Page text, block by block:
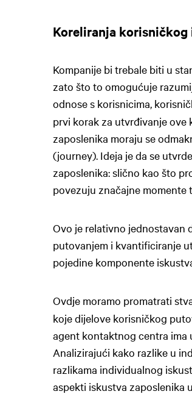
Koreliranja
Kompanije bi trebale biti u
zato što to omogućuje
odnose s korisnicima,
prvi korak za utvrđivanje
zaposlenika moraju se
(journey). Ideja je da se
zaposlenika: slično kao što
povezuju značajne
Ovo je relativno jednostavan
putovanjem i kvantificiranje
pojedine komponente
Ovdje moramo promatrati
koje dijelove korisničkog
agent kontaktnog centra ima
Analizirajući kako razlike u
razlikama individualnog
aspekti iskustva zaposlenika